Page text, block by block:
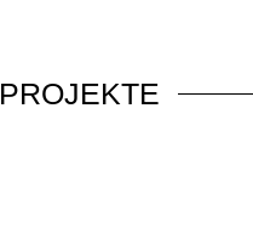
PROJEKTE